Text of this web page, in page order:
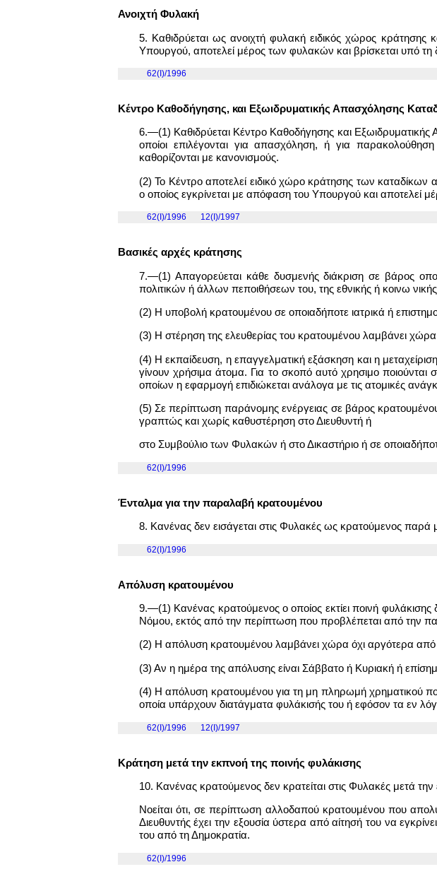
Ανοιχτή Φυλακή
5. Καθιδρύεται ως ανοιχτή φυλακή ειδικός χώρος
Υπουργού, αποτελεί μέρος των φυλακών και βρίσκεται υπό τη
62(I)/1996
Κέντρο Καθοδήγησης, και Εξωιδρυματικής Απασχόλησης
6.—(1) Καθιδρύεται Κέντρο Καθοδήγησης και Εξωιδρυματικής
οποίοι επιλέγονται για απασχόληση, ή για
καθορίζονται με κανονισμούς.
(2) Το Κέντρο αποτελεί ειδικό χώρο κράτησης των
ο οποίος εγκρίνεται με απόφαση του Υπουργού και αποτελεί
62(I)/1996 12(Ι)/1997
Βασικές αρχές κράτησης
7.—(1) Απαγορεύεται κάθε δυσμενής διάκριση σε βάρος
πολιτικών ή άλλων πεποιθήσεων του, της εθνικής ή κοινω
(2) Η υποβολή κρατουμένου σε οποιαδήποτε ιατρικά ή
(3) Η στέρηση της ελευθερίας του κρατουμένου λαμβάνει
(4) Η εκπαίδευση, η επαγγελματική εξάσκηση και η
γίνουν χρήσιμα άτομα. Για το σκοπό αυτό χρησιμο
οποίων η εφαρμογή επιδιώκεται ανάλογα με τις ατομικές
(5) Σε περίπτωση παράνομης ενέργειας σε βάρος
γραπτώς και χωρίς καθυστέρηση στο Διευθυντή ή
στο Συμβούλιο των Φυλακών ή στο Δικαστήριο ή σε
62(I)/1996
Ένταλμα για την παραλαβή κρατουμένου
8. Κανένας δεν εισάγεται στις Φυλακές ως κρατούμενος παρά
62(I)/1996
Απόλυση κρατουμένου
9.—(1) Κανένας κρατούμενος ο οποίος εκτίει ποινή
Νόμου, εκτός από την περίπτωση που προβλέπεται από την
(2) Η απόλυση κρατουμένου λαμβάνει χώρα όχι αργότερα από
(3) Αν η ημέρα της απόλυσης είναι Σάββατο ή Κυριακή ή
(4) Η απόλυση κρατουμένου για τη μη πληρωμή χρηματικού
οποία υπάρχουν διατάγματα φυλάκισής του ή εφόσον τα εν
62(I)/1996 12(Ι)/1997
Κράτηση μετά την εκπνοή της ποινής φυλάκισης
10. Κανένας κρατούμενος δεν κρατείται στις Φυλακές μετά
Νοείται ότι, σε περίπτωση αλλοδαπού κρατουμένου που
Διευθυντής έχει την εξουσία ύστερα από αίτησή του να
του από τη Δημοκρατία.
62(I)/1996